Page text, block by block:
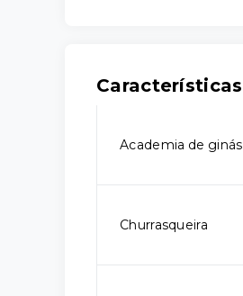
Academia de
Churrasqueira